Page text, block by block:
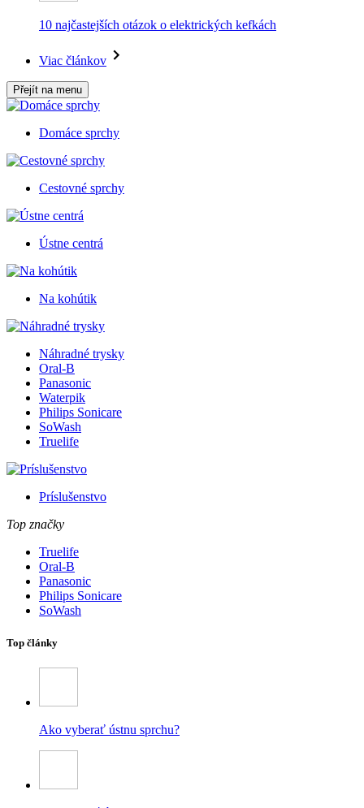
10 najčastejších otázok o elektrických kefkách
Viac článkov
Přejít na menu
Domáce sprchy
Cestovné sprchy
Ústne centrá
Na kohútik
Náhradné trysky
Oral-B
Panasonic
Waterpik
Philips Sonicare
SoWash
Truelife
Príslušenstvo
Top značky
Truelife
Oral-B
Panasonic
Philips Sonicare
SoWash
Top články
Ako vyberať ústnu sprchu?